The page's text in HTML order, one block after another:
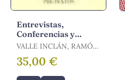
Entrevistas,
Conferencias y
Cartas
VALLE INCLÁN, RAMÓN
MARÍA DEL
35,00 €